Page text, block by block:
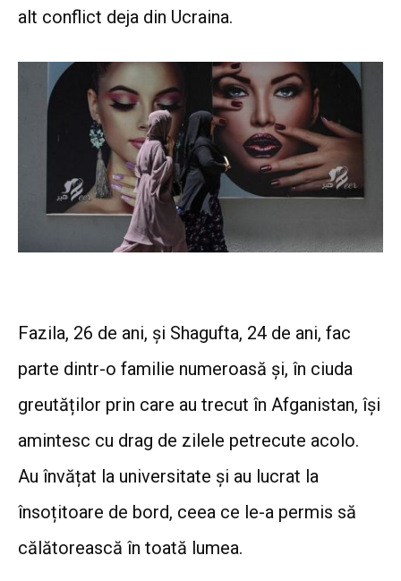
alt conflict deja din Ucraina.
Fazila, 26 de ani, și Shagufta, 24 de ani, fac
parte dintr-o familie numeroasă și, în ciuda
greutăților prin care au trecut în Afganistan, își
amintesc cu drag de zilele petrecute acolo.
Au învățat la universitate și au lucrat la
însoțitoare de bord, ceea ce le-a permis să
călătorească în toată lumea.